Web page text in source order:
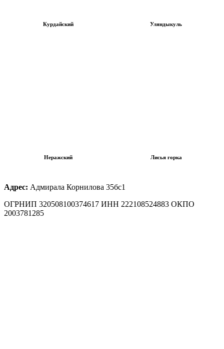
Курдайский Уляндыкуль
Неражский Лисья горка
Адрес: Адмирала Корнилова 35бс1
ОГРНИП 320508100374617 ИНН 222108524883 ОКПО
2003781285